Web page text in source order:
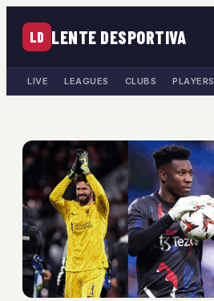
LD LENTE DESPORTIVA
LIVE LEAGUES CLUBS PLAYERS